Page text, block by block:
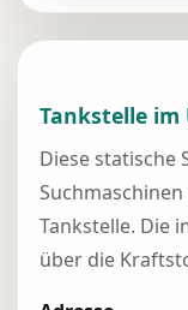
Tankstelle im
Diese statische
Tankstelle. Die
über die